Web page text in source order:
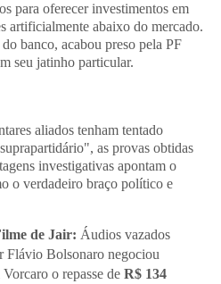
para oferecer investimentos em
artificialmente abaixo do mercado.
banco, acabou preso pela PF
seu jatinho particular.
aliados tenham tentado
as provas obtidas
investigativas apontam o
o verdadeiro braço político e
de Jair: Áudios vazados
Flávio Bolsonaro negociou
o repasse de R$ 134